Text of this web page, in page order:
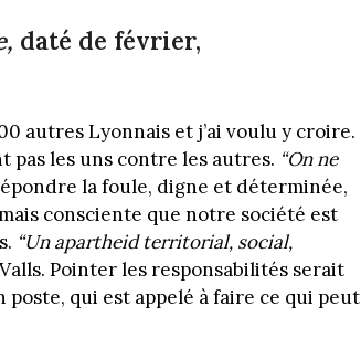
daté de février,
autres Lyonnais et j’ai voulu y croire.
pas les uns contre les autres. “On ne
la foule, digne et déterminée,
consciente que notre société est
“Un apartheid territorial, social,
Pointer les responsabilités serait
poste, qui est appelé à faire ce qui peut